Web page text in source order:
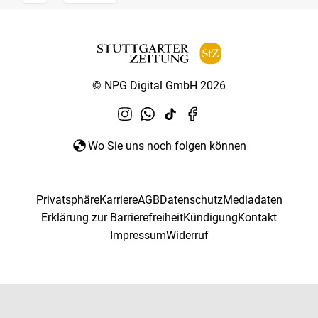
© NPG Digital GmbH 2026
Wo Sie uns noch folgen können
PrivatsphäreKarriereAGBDatenschutzMediadaten
Erklärung zur BarrierefreiheitKündigungKontakt
ImpressumWiderruf